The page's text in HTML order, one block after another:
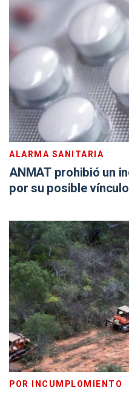
ALARMA SANITARIA
ANMAT prohibió un
por su posible
POR INCUMPLOMIENTO